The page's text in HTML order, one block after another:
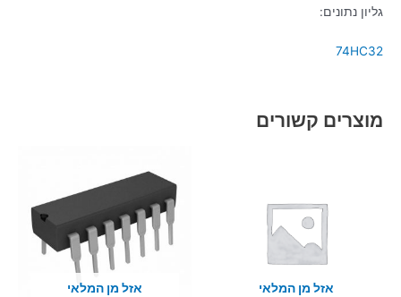
גליון נתונים:
74HC32
מוצרים קשורים
אזל מן המלאי אזל מן המלאי